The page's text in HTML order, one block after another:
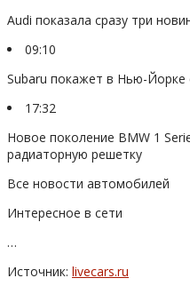
Audi показала сразу три
09:10
Subaru покажет в Нью-
17:32
Новое поколение BMW 1
радиаторную решетку
Все новости автомобилей
Интересное в сети
…
Источник: livecars.ru